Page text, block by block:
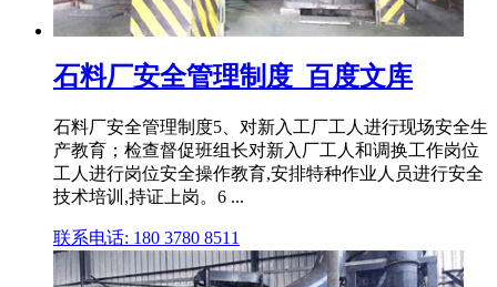
石料厂安全管理制度_百度文库
石料厂安全管理制度5、对新入工厂工人进行现场安全生
产教育；检查督促班组长对新入厂工人和调换工作岗位
工人进行岗位安全操作教育,安排特种作业人员进行安全
技术培训,持证上岗。6 ...
联系电话: 180 3780 8511